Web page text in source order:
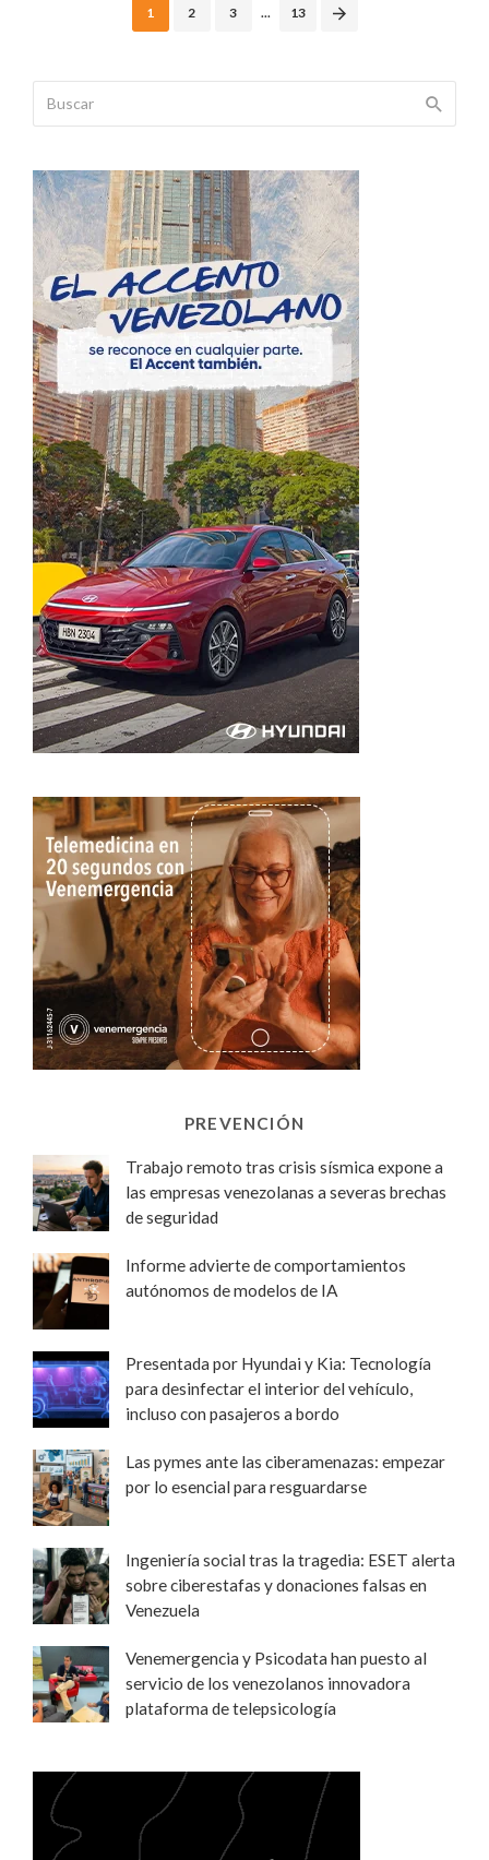
1 2 3 ... 13
PREVENCIÓN
Trabajo remoto tras crisis sísmica expone a
las empresas venezolanas a severas brechas
de seguridad
Informe advierte de comportamientos
autónomos de modelos de IA
Presentada por Hyundai y Kia: Tecnología
para desinfectar el interior del vehículo,
incluso con pasajeros a bordo
Las pymes ante las ciberamenazas: empezar
por lo esencial para resguardarse
Ingeniería social tras la tragedia: ESET alerta
sobre ciberestafas y donaciones falsas en
Venezuela
Venemergencia y Psicodata han puesto al
servicio de los venezolanos innovadora
plataforma de telepsicología